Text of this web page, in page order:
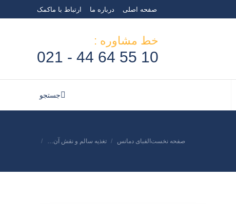
صفحه اصلی درباره ما ارتباط با ماکمک
خط مشاوره :
10 55 64 44 - 021
جستجو:
جستجو
مکان شما:
صفحه نخست الفبای دمانس تغذیه سالم و نقش آن…